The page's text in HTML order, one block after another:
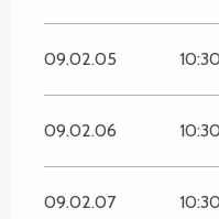
09.02.05
09.02.06
09.02.07